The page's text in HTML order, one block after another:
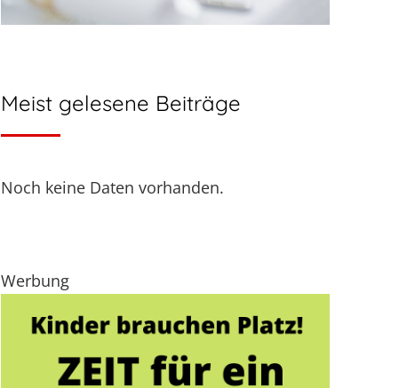
Meist gelesene Beiträge
Noch keine Daten vorhanden.
Werbung